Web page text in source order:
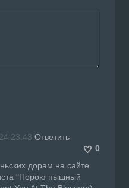
23:43 Ответить
0
дорам на сайте.
"Порою пышный